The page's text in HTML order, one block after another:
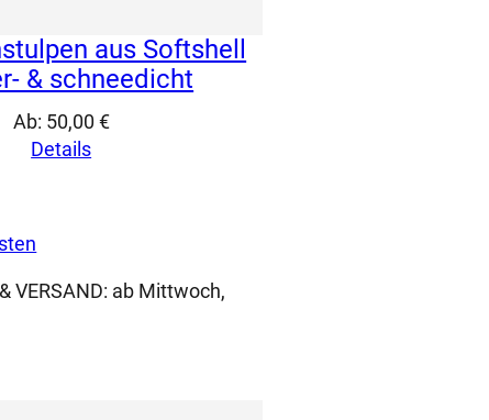
aus Softshell
& schneedicht
Ab: 50,00 €
Details
VERSAND: ab Mittwoch,